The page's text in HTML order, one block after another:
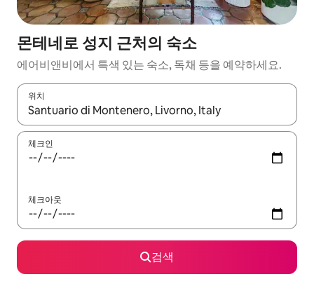
몬테네로 성지 근처의 숙소
에어비앤비에서 특색 있는 숙소, 독채 등을 예약하세요.
위치
결과가 나오면 위·아래 화살표 키를 사용하거나 터치 또는 스와이
체크인
체크아웃
검색